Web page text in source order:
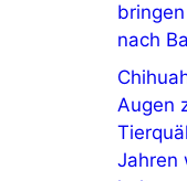
nach
Augen
Jahren